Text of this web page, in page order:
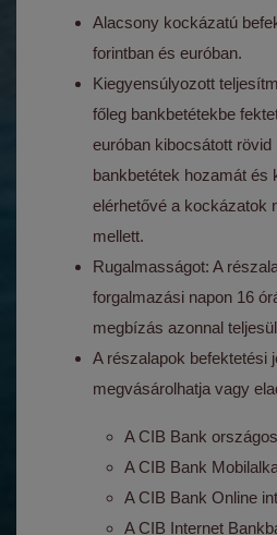
Alacsony kockázatú
forintban és euróban.
Kiegyensúlyozott
főleg bankbetétekbe
euróban kibocsátott rövid
bankbetétek hozamát és
elérhetővé a kockázatok
mellett.
Rugalmasságot: A
forgalmazási napon 16
megbízás azonnal
A részalapok befektetési
megvásárolhatja vagy
A CIB Bank
A CIB Bank
A CIB Bank Online
A CIB Internet